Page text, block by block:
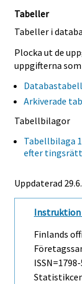
Tabeller
Tabeller i
Plocka ut de
uppgifterna
Arkiverade
Tabellbilagor
Tabellbilaga
efter tingsrätt
Uppdaterad
Instruktion
Finlands